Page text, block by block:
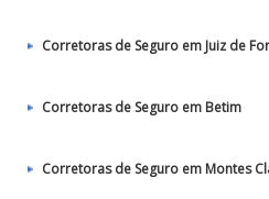
Corretoras de Seguro em Juiz de
Corretoras de Seguro em Betim
Corretoras de Seguro em Montes